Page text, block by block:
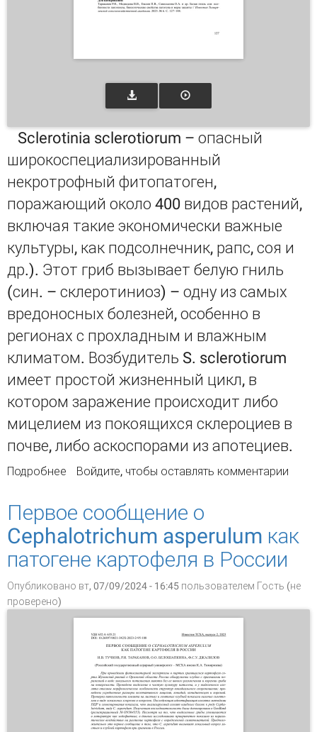
Sclerotinia sclerotiorum – опасный
широкоспециализированный
некротрофный фитопатоген,
поражающий около 400 видов растений,
включая такие экономически важные
культуры, как подсолнечник, рапс, соя и
др.). Этот гриб вызывает белую гниль
(син. – склеротиниоз) – одну из самых
вредоносных болезней, особенно в
регионах с прохладным и влажным
климатом. Возбудитель S. sclerotiorum
имеет простой жизненный цикл, в
котором заражение происходит либо
мицелием из покоящихся склероциев в
почве, либо аскоспорами из апотециев.
Подробнее о Белая гниль сои: особенности патогенеза,
Войдите, чтобы оставлять комментарии
Первое сообщение о
Cephalotrichum asperulum как
патогене картофеля в России
Опубликовано вт, 07/09/2024 - 16:45 пользователем Гость (не
проверено)